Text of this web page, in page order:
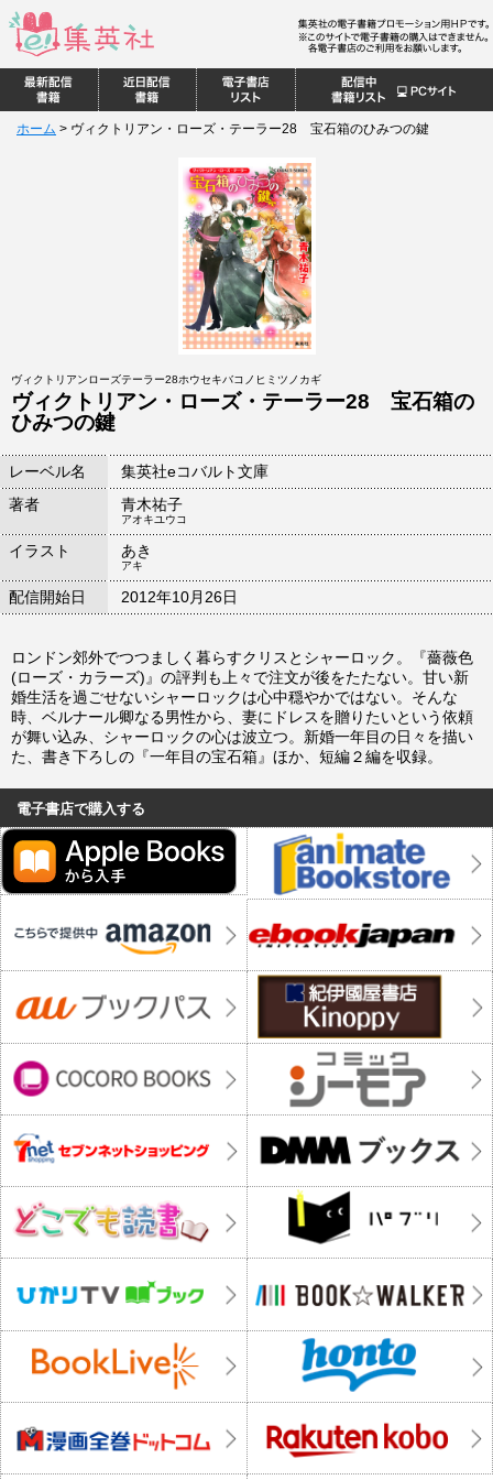
ホーム > ヴィクトリアン・ローズ・テーラー28 宝石箱のひみつの鍵
ヴィクトリアンローズテーラー28ホウセキバコノヒミツノカギ
ヴィクトリアン・ローズ・テーラー28 宝石箱の
ひみつの鍵
レーベル名
集英社eコバルト文庫
著者
青木祐子
アオキユウコ
イラスト あき
アキ
配信開始日 2012年10月26日
ロンドン郊外でつつましく暮らすクリスとシャーロック。『薔薇色
(ローズ・カラーズ)』の評判も上々で注文が後をたたない。甘い新
婚生活を過ごせないシャーロックは心中穏やかではない。そんな
時、ベルナール卿なる男性から、妻にドレスを贈りたいという依頼
が舞い込み、シャーロックの心は波立つ。新婚一年目の日々を描い
た、書き下ろしの『一年目の宝石箱』ほか、短編２編を収録。
電子書店で購入する